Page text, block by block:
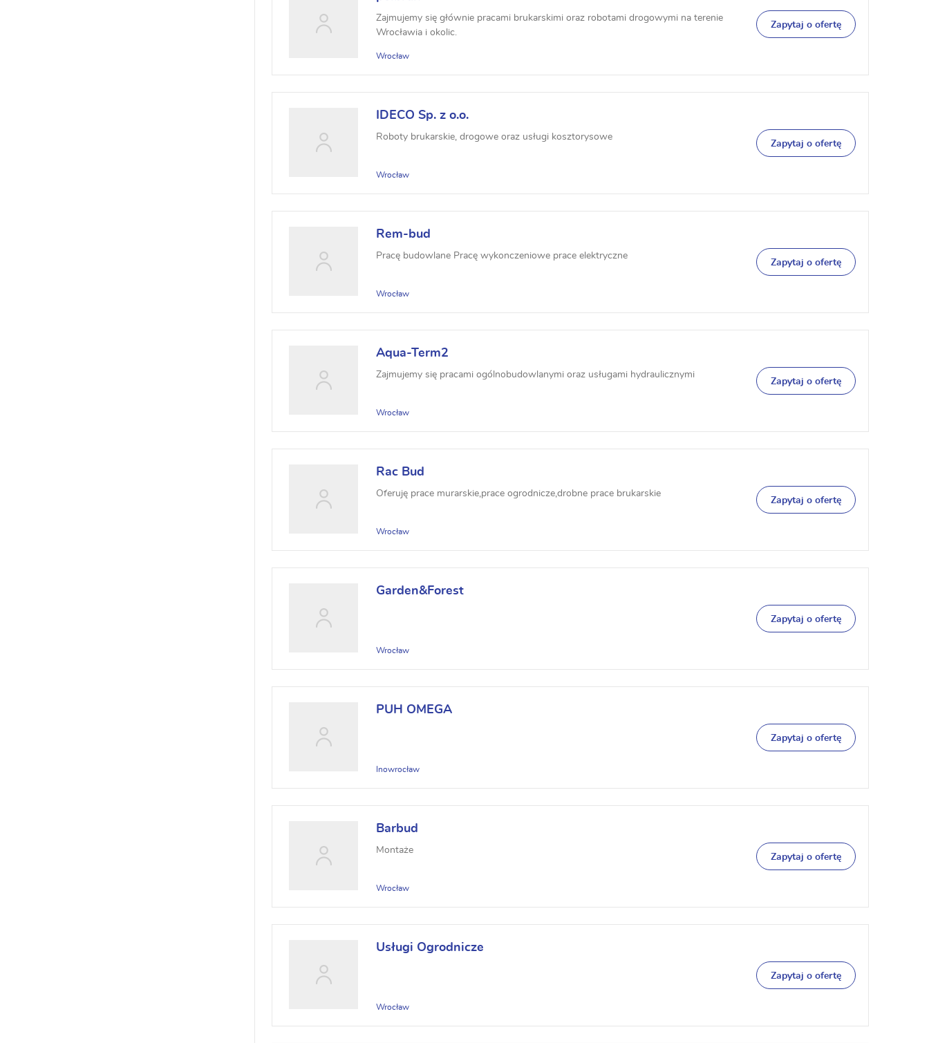
Zajmujemy się głównie pracami brukarskimi oraz robotami drogowymi na terenie
Wrocławia i okolic.
Wrocław
Zapytaj o ofertę
IDECO Sp. z o.o.
Roboty brukarskie, drogowe oraz usługi kosztorysowe
Wrocław
Zapytaj o ofertę
Rem-bud
Pracę budowlane Pracę wykonczeniowe prace elektryczne
Wrocław
Zapytaj o ofertę
Aqua-Term2
Zajmujemy się pracami ogólnobudowlanymi oraz usługami hydraulicznymi
Wrocław
Zapytaj o ofertę
Rac Bud
Oferuję prace murarskie,prace ogrodnicze,drobne prace brukarskie
Wrocław
Zapytaj o ofertę
Garden&Forest
Wrocław
Zapytaj o ofertę
PUH OMEGA
Inowrocław
Zapytaj o ofertę
Barbud
Montaże
Wrocław
Zapytaj o ofertę
Usługi Ogrodnicze
Wrocław
Zapytaj o ofertę